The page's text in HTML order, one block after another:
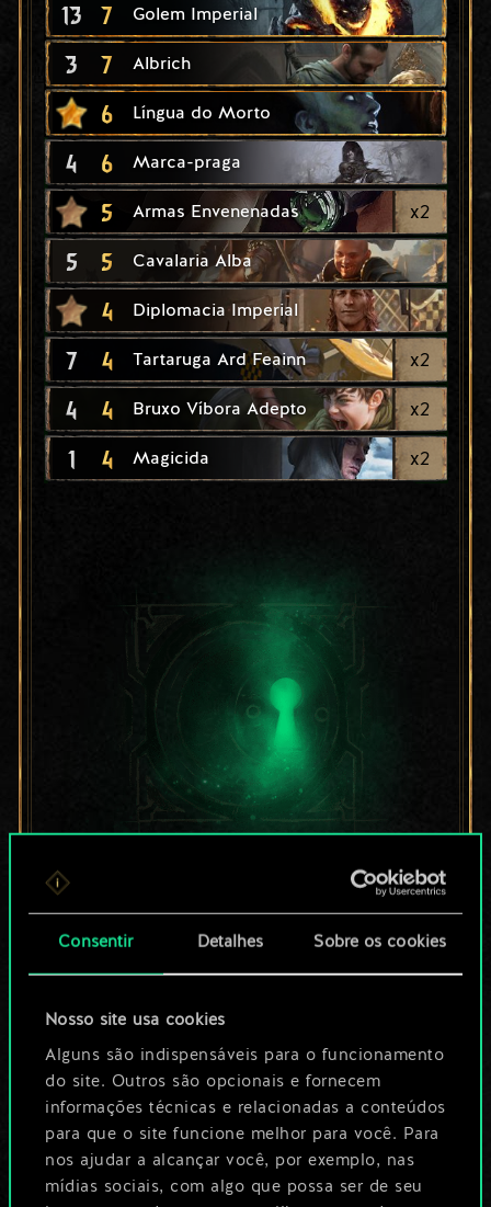
Consentir Detalhes Sobre os cookies
Nosso site usa cookies
Alguns são indispensáveis para o funcionamento
do site. Outros são opcionais e fornecem
informações técnicas e relacionadas a conteúdos
para que o site funcione melhor para você. Para
nos ajudar a alcançar você, por exemplo, nas
mídias sociais, com algo que possa ser de seu
13 7 Golem Imperial
3 7 Albrich
6 Língua do Morto
4 6 Marca-praga
5 Armas Envenenadas x2
5 5 Cavalaria Alba
4 Diplomacia Imperial
7 4 Tartaruga Ard Feainn x2
4 4 Bruxo Víbora Adepto x2
1 4 Magicida x2
Por enquanto, isto é
apenas um conjunto
de cartas
compartilhado.
No entanto, dá para
ser muito mais!